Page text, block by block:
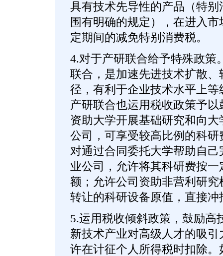
具有技术先导性的产品（特
围有明确的规定），在进入
定期间的减免特别消费税。
4.对于产研联合给予特殊政策
联合，是加速先进技术扩散
径，有利于企业技术水平上
产研联合也运用税收政策予
资助大学开展基础研究和向
公司，可享受较高比例的科
对通过合同委托大学帮助自
业公司，允许将其科研费按
额；允许公司资助非营利研
转让的科研设备原值，直接
5.运用税收倾斜政策，鼓励高
新技术产业对高级人才的吸
许在计征个人所得税时扣除